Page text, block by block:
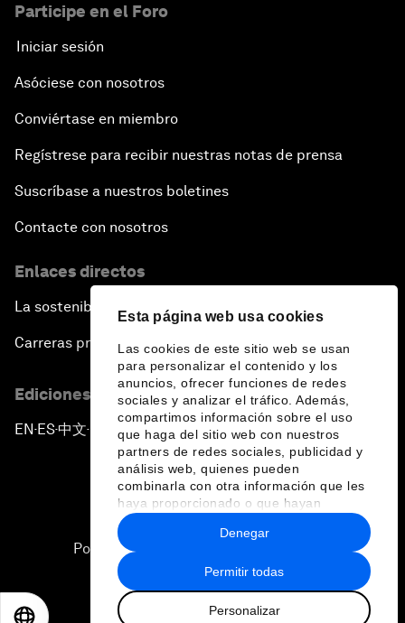
Esta página web usa cookies
Las cookies de este sitio web se usan
para personalizar el contenido y los
anuncios, ofrecer funciones de redes
sociales y analizar el tráfico. Además,
compartimos información sobre el uso
que haga del sitio web con nuestros
partners de redes sociales, publicidad y
análisis web, quienes pueden
combinarla con otra información que les
haya proporcionado o que hayan
recopilado a partir del uso que haya
hecho de sus servicios.
Permitir todas
Personalizar
Denegar
Participe en el Foro
Iniciar sesión
Asóciese con nosotros
Conviértase en miembro
Regístrese para recibir nuestras notas de prensa
Suscríbase a nuestros boletines
Contacte con nosotros
Enlaces directos
La sostenibilidad en el Foro
Carreras profesionales
Ediciones en otros idiomas
EN ▪ES▪中文▪ 日本語
Política de privacidad y normas de uso
Sitemap
2026 Foro Económico Mundial